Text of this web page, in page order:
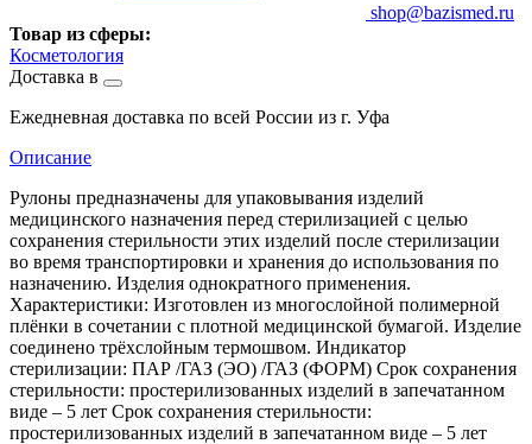
shop@bazismed.ru
Товар из сферы:
Косметология
Доставка в
Ежедневная доставка по всей России из г. Уфа
Описание
Рулоны предназначены для упаковывания изделий
медицинского назначения перед стерилизацией с целью
сохранения стерильности этих изделий после стерилизации
во время транспортировки и хранения до использования по
назначению. Изделия однократного применения.
Характеристики: Изготовлен из многослойной полимерной
плёнки в сочетании с плотной медицинской бумагой. Изделие
соединено трёхслойным термошвом. Индикатор
стерилизации: ПАР /ГАЗ (ЭО) /ГАЗ (ФОРМ) Срок сохранения
стерильности: простерилизованных изделий в запечатанном
виде – 5 лет Срок сохранения стерильности:
простерилизованных изделий в запечатанном виде – 5 лет